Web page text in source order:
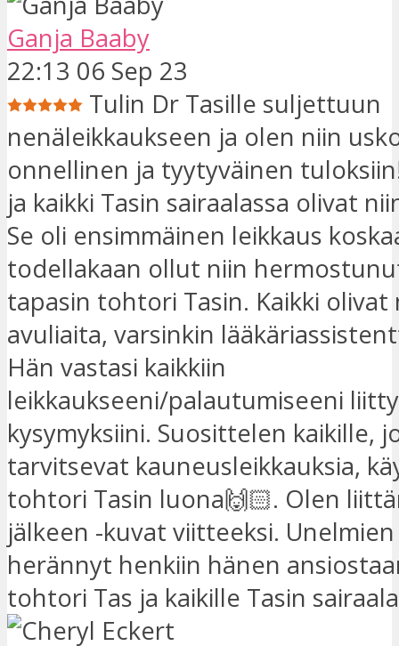
Ganja Baaby
22:13 06 Sep 23
Tulin Dr Tasille suljettuun
nenäleikkaukseen ja olen niin
onnellinen ja tyytyväinen
ja kaikki Tasin sairaalassa olivat
Se oli ensimmäinen leikkaus
todellakaan ollut niin
tapasin tohtori Tasin. Kaikki olivat
avuliaita, varsinkin
Hän vastasi kaikkiin
leikkaukseeni/palautumiseeni
kysymyksiini. Suosittelen kaikille,
tarvitsevat kauneusleikkauksia,
tohtori Tasin luona🙌🏻. Olen
jälkeen -kuvat viitteeksi.
herännyt henkiin hänen
tohtori Tas ja kaikille Tasin